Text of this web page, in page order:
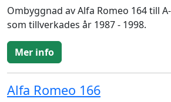
Ombyggnad av Alfa Romeo 164 till
som tillverkades år 1987 - 1998.
Mer info
Alfa Romeo 166